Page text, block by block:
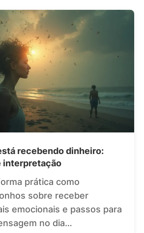
recebendo dinheiro:
interpretação
prática como
sobre receber
emocionais e passos para
no dia…